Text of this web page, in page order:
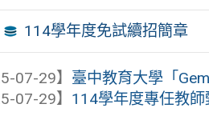
114學年度免試續招簡章
07-29】 臺中教育大學「
07-29】 114學年度專任教